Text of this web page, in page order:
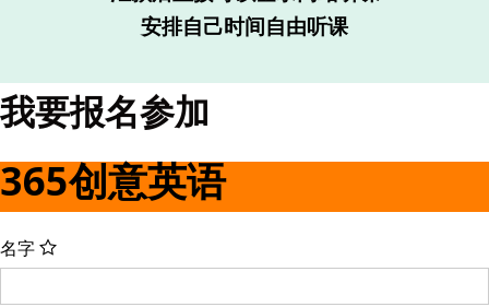
安排自己时间自由听课
我要报名参加
365创意英语
名字